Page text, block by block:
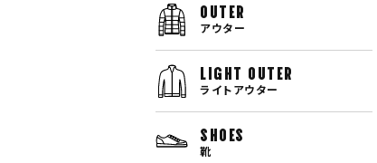
OUTER
アウター
LIGHT OUTER
ライトアウター
SHOES
靴